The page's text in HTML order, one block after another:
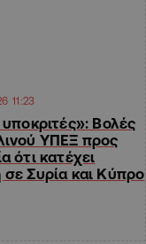
11:23
υποκριτές»: Βολές
ΥΠΕΞ προς
ότι κατέχει
Συρία και Κύπρο